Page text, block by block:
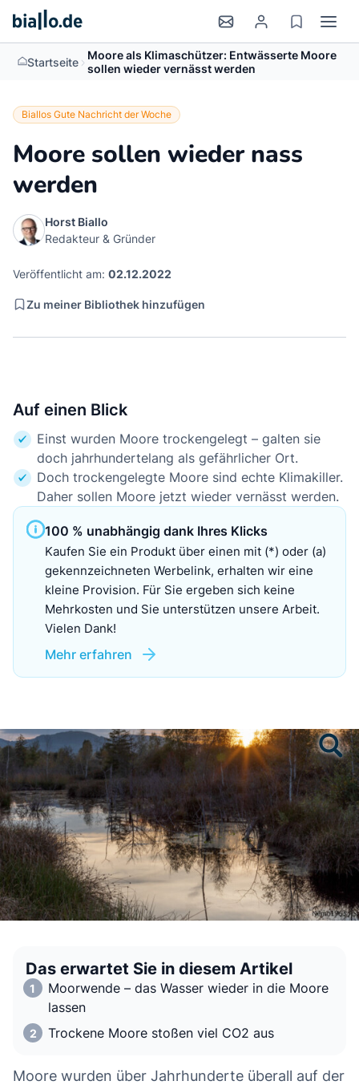
Startseite > Moore als Klimaschützer: Entwässerte Moore
sollen wieder vernässt werden
Biallos Gute Nachricht der Woche
Moore sollen wieder nass
werden
Horst Biallo
Redakteur & Gründer
Veröffentlicht am: 02.12.2022
Zu meiner Bibliothek hinzufügen
Auf einen Blick
Einst wurden Moore trockengelegt – galten sie
doch jahrhundertelang als gefährlicher Ort.
Doch trockengelegte Moore sind echte Klimakiller.
Daher sollen Moore jetzt wieder vernässt werden.
100 % unabhängig dank Ihres Klicks
Kaufen Sie ein Produkt über einen mit (*) oder (a)
gekennzeichneten Werbelink, erhalten wir eine
kleine Provision. Für Sie ergeben sich keine
Mehrkosten und Sie unterstützen unsere Arbeit.
Vielen Dank!
Mehr erfahren
Das erwartet Sie in diesem Artikel
Moorwende – das Wasser wieder in die Moore
lassen
Trockene Moore stoßen viel CO2 aus
Moore wurden über Jahrhunderte überall auf der